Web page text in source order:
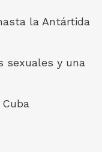
la Antártida
sexuales y una